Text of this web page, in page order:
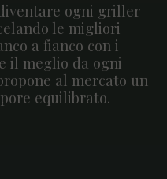
ogni griller
le migliori
a fianco con i
il meglio da ogni
al mercato un
equilibrato.